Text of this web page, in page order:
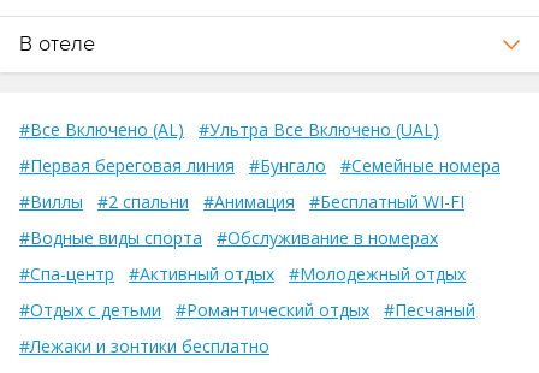
В отеле
#Все Включено (AL)
#Ультра Все Включено (UAL)
#Первая береговая линия
#Бунгало
#Семейные номера
#Виллы
#2 спальни #Анимация
#Бесплатный WI-FI
#Водные виды спорта
#Обслуживание в номерах
#Спа-центр
#Активный отдых
#Молодежный отдых
#Отдых с детьми
#Романтический отдых
#Песчаный
#Лежаки и зонтики бесплатно